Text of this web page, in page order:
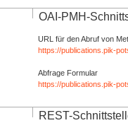
OAI-PMH-
URL für den Abruf von
https://publications.pik-
Abfrage Formular
https://publications.pik-
REST-